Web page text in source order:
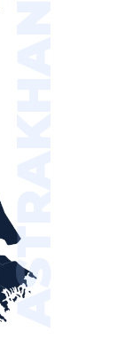
ASTRAKHAN